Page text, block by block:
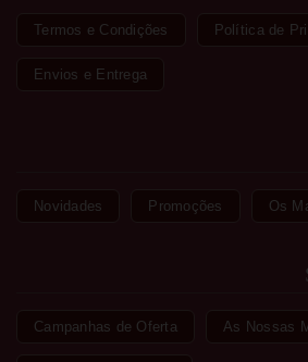
Termos e Condições Política de
Envios e Entrega
Novidades Promoções Os
Campanhas de Oferta As Nossas